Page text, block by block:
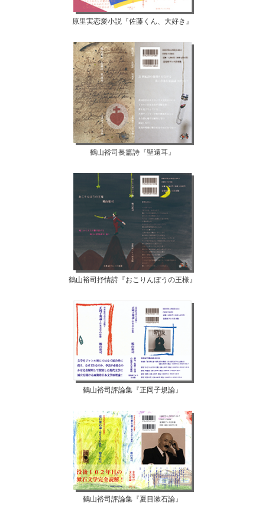
原里実恋愛小説『佐藤くん、大好き』
鶴山裕司長篇詩『聖遠耳』
鶴山裕司抒情詩『おこりんぼうの王様』
鶴山裕司評論集『正岡子規論』
鶴山裕司評論集『夏目漱石論』